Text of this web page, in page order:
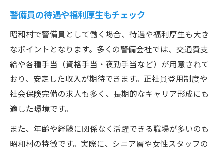
警備員の待遇や福利厚生もチェック
昭和村で警備員として働く場合、待遇や福利厚生も大き
なポイントとなります。多くの警備会社では、交通費支
給や各種手当（資格手当・夜勤手当など）が用意されて
おり、安定した収入が期待できます。正社員登用制度や
社会保険完備の求人も多く、長期的なキャリア形成にも
適した環境です。
また、年齢や経験に関係なく活躍できる職場が多いのも
昭和村の特徴です。実際に、シニア層や女性スタッフの